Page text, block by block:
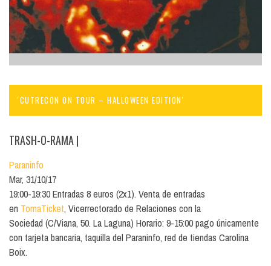
'CUTRECON ON TOUR – HALLOWEEN EDITION'
TRASH-O-RAMA|
Paraninfo
Mar, 31/10/17
19:00-19:30 Entradas 8 euros (2x1). Venta de entradas
en TomaTicket, Vicerrectorado de Relaciones con la
Sociedad (C/Viana, 50. La Laguna) Horario: 9-15:00 pago únicamente
con tarjeta bancaria, taquilla del Paraninfo, red de tiendas Carolina
Boix.